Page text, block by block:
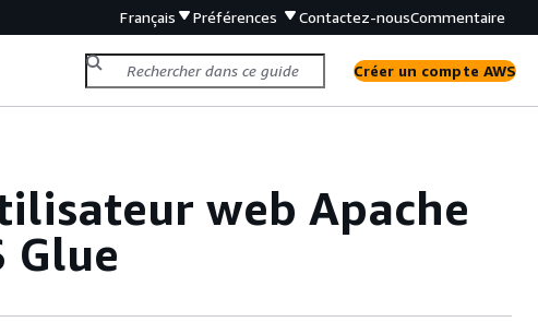
Français Préférences Contactez-nousCommentaire
Créer un compte AWS
web Apache
Glue